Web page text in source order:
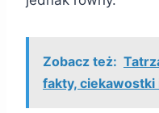
Zobacz też:
fakty,